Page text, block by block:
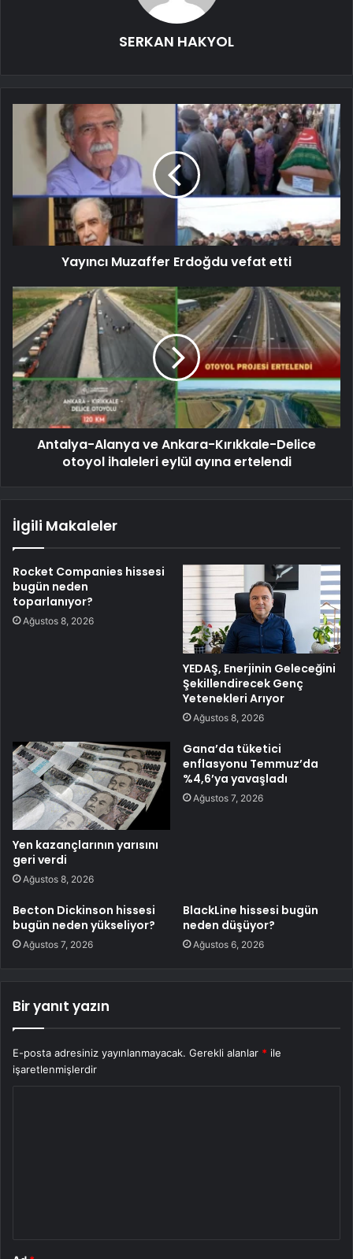
SERKAN HAKYOL
Yayıncı Muzaffer Erdoğdu vefat etti
Antalya-Alanya ve Ankara-Kırıkkale-Delice
otoyol ihaleleri eylül ayına ertelendi
İlgili Makaleler
Rocket Companies hissesi
bugün neden
toparlanıyor?
Ağustos 8, 2026
YEDAŞ, Enerjinin Geleceğini
Şekillendirecek Genç
Yetenekleri Arıyor
Ağustos 8, 2026
Yen kazançlarının yarısını
geri verdi
Ağustos 8, 2026
Gana’da tüketici
enflasyonu Temmuz’da
%4,6’ya yavaşladı
Ağustos 7, 2026
Becton Dickinson hissesi
bugün neden yükseliyor?
Ağustos 7, 2026
BlackLine hissesi bugün
neden düşüyor?
Ağustos 6, 2026
Bir yanıt yazın
E-posta adresiniz yayınlanmayacak. Gerekli alanlar * ile
işaretlenmişlerdir